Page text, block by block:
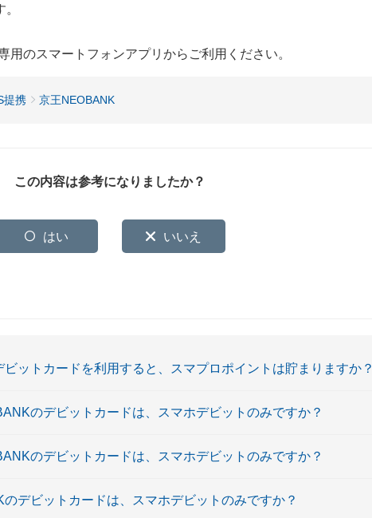
のスマートフォンアプリからご利用ください。
提携 京王NEOBANK
この内容は参考になりましたか？
はい いいえ
ットカードを利用すると、スマプロポイントは貯まりますか？
のデビットカードは、スマホデビットのみですか？
のデビットカードは、スマホデビットのみですか？
デビットカードは、スマホデビットのみですか？